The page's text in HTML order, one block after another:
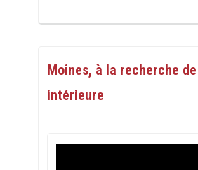
Moines, à la recherche
intérieure